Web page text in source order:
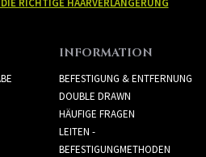
RICHTIGE HAARVERLÄNGERUNG
INFORMATION
BEFESTIGUNG & ENTFERNUNG
DOUBLE DRAWN
HÄUFIGE FRAGEN
LEITEN -
BEFESTIGUNGMETHODEN